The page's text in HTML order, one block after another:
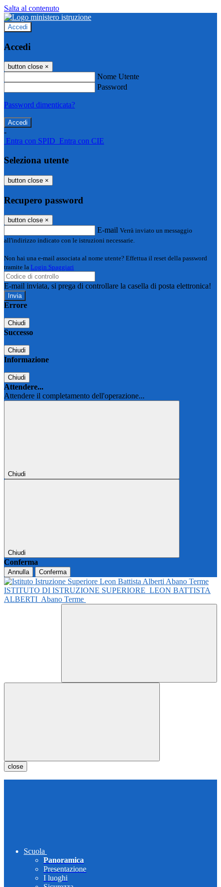
Salta al contenuto
Accedi
Accedi
button close ×
Nome Utente
Password
Password dimenticata?
-
Entra con SPID Entra con CIE
Seleziona utente
button close ×
Recupero password
button close ×
E-mail Verrà inviato un messaggio
all'indirizzo indicato con le istruzioni necessarie.
Non hai una e-mail associata al nome utente? Effettua il reset della password
tramite la Login Spaggiari
E-mail inviata, si prega di controllare la casella di posta elettronica!
Errore
Chiudi
Successo
Chiudi
Informazione
Chiudi
Attendere...
Attendere il completamento dell'operazione...
Chiudi
Chiudi
Conferma
Annulla Conferma
ISTITUTO DI ISTRUZIONE SUPERIORE LEON BATTISTA
ALBERTI Abano Terme
close
Scuola
Panoramica
Presentazione
I luoghi